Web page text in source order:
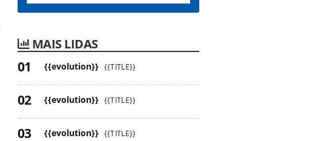
MAIS LIDAS
{{evolution}} {{TITLE}}
{{evolution}} {{TITLE}}
{{evolution}} {{TITLE}}